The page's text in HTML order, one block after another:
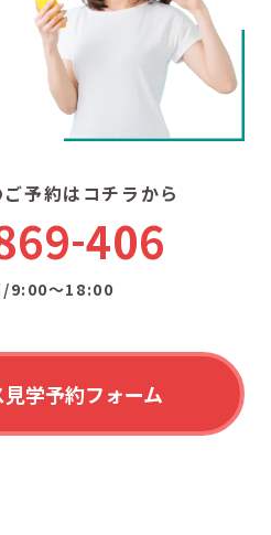
予約はコチラから
406
/9:00〜18:00
学予約フォーム